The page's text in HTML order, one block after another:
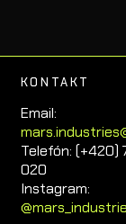
KONTAKT
Email:
Telefón: (+420)
020
Instagram: